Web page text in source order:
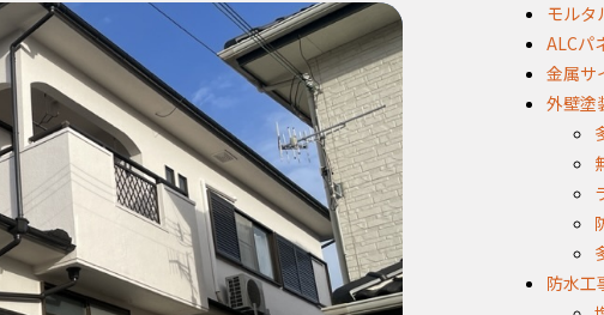
モルタ
ALCパ
金属サ
外壁塗
防水工